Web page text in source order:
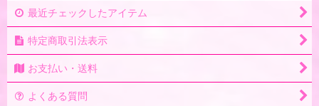
最近チェックしたアイテム
特定商取引法表示
お支払い・送料
よくある質問